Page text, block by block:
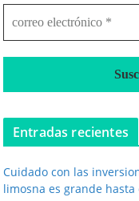
r
r
l
t
r
Entradas recientes
Cuidado con las
limosna es grande hasta